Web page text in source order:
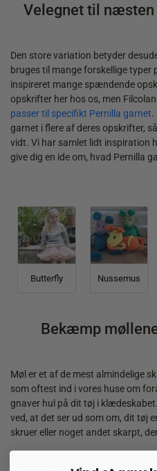
Velegnet til
Den store variation betyder
bruges til mange forskellige typer
inspireret mange spændende
opskrifter her hos os, men
passer til specifikt Pernilla garnet.
garnet i flere af deres opskrifter,
vidt. Vi har samlet lidt inspiration
give dig en ide om, hvad Pernilla
Butterfly Nussemus
Bekæmp
Møl er et af de mest almindelige
som oftest ind i vores huse om
gnaver hul på dit tøj i
ved, at det ser ud som om, dit tøj
skruer eller noget andet skarpt,